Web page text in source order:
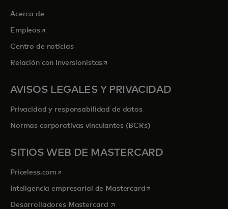
Acerca de
Empleosse abre en una pestaña nueva
Centro de noticias
Relación con Inversionistasse abre en una pestaña nueva
AVISOS LEGALES Y PRIVACIDAD
Privacidad y responsabilidad de datos
Normas corporativas vinculantes (BCRs)
SITIOS WEB DE MASTERCARD
Priceless.com se abre en una pestaña nueva
Inteligencia empresarial de Mastercardse abre en una pestaña
Desarrolladores Mastercard se abre en una pestaña nueva